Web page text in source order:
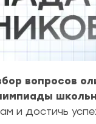
вопросов
и достичь